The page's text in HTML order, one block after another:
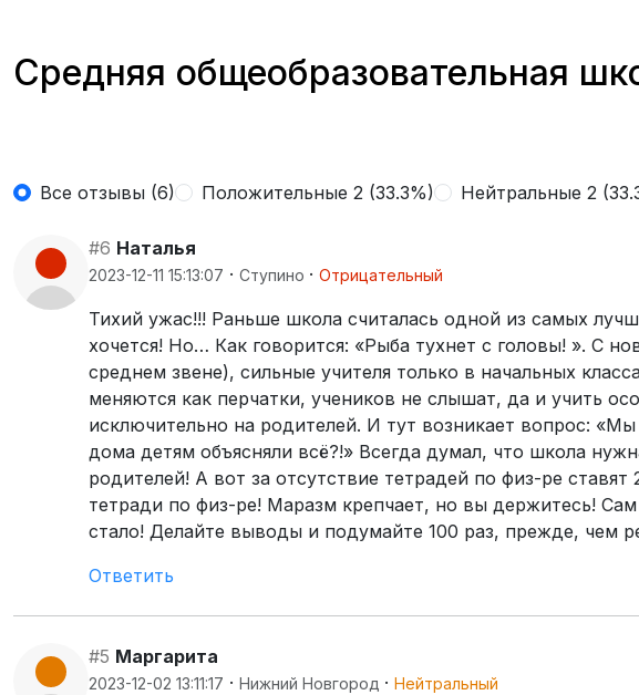
Средняя общеобразовательная
Все отзывы (6) Положительные 2 (33.3%) Нейтральные 2
#6 Наталья
2023-12-11 15:13:07 · Ступино · Отрицательный
Тихий ужас!!! Раньше школа считалась одной из самых
хочется! Но… Как говорится: «Рыба тухнет с головы! ». С
среднем звене), сильные учителя только в начальных
меняются как перчатки, учеников не слышат, да и учить
исключительно на родителей. И тут возникает вопрос:
дома детям объясняли всё?!» Всегда думал, что школа
родителей! А вот за отсутствие тетрадей по физ-ре
тетради по физ-ре! Маразм крепчает, но вы держитесь!
стало! Делайте выводы и подумайте 100 раз, прежде, чем
Ответить
#5 Маргарита
2023-12-02 13:11:17 · Нижний Новгород · Нейтральный